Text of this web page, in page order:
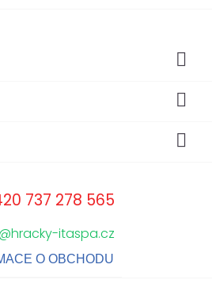



737 278 565
itaspa.cz
O OBCHODU